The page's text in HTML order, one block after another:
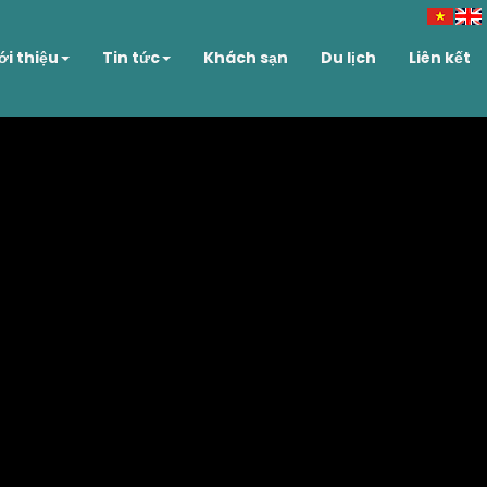
thiệu Tin tức Khách sạn Du lịch Liên kết